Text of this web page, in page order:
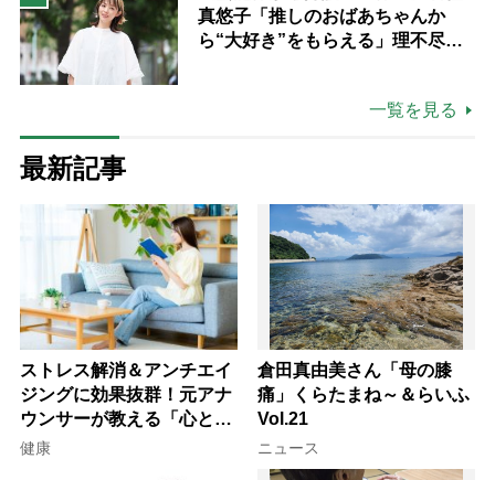
真悠子「推しのおばあちゃんか
ら“大好き”をもらえる」理不尽さ
一覧を見る
最新記事
ストレス解消＆アンチエイ
ジングに効果抜群！元アナ
ウンサーが教える「心と体
を元気にする音読の習慣」
健康
倉田真由美さん「母の膝
痛」くらたまね～＆らいふ
Vol.21
ニュース